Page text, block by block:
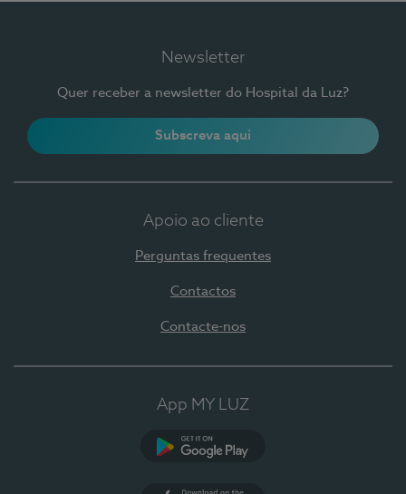
Newsletter
Quer receber a newsletter do Hospital da Luz?
Subscreva aqui
Apoio ao cliente
Perguntas frequentes
Contactos
Contacte-nos
App MY LUZ